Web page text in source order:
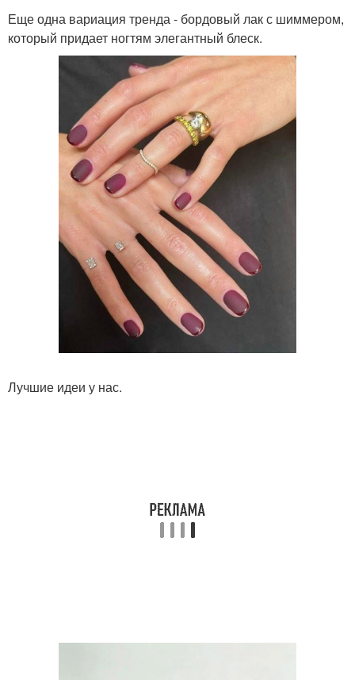
Еще одна вариация тренда - бордовый лак с шиммером,
который придает ногтям элегантный блеск.
Лучшие идеи у нас.